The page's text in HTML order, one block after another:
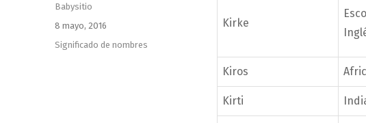
Kirke
Kiros
Kirti
Autor
Babysitio
Publicado
el
8 mayo, 2016
Categorías
Significado de nombres